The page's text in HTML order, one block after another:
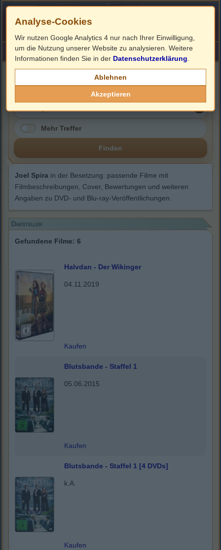
HOME ImpressumLinks
Mehr Treffer
Finden
Joel Spira in der Besetzung: passende Filme mit
Filmbeschreibungen, Cover, Bewertungen und weiteren
Angaben zu DVD- und Blu-ray-Veröffentlichungen.
Darsteller
Gefundene Filme: 6
Halvdan - Der Wikinger
04.11.2019
Kaufen
Blutsbande - Staffel 1
05.06.2015
Kaufen
Blutsbande - Staffel 1 [4 DVDs]
k.A.
Kaufen
Analyse-Cookies
Wir nutzen Google Analytics 4 nur nach Ihrer Einwilligung,
um die Nutzung unserer Website zu analysieren. Weitere
Informationen finden Sie in der Datenschutzerklärung
Ablehnen
Akzeptieren